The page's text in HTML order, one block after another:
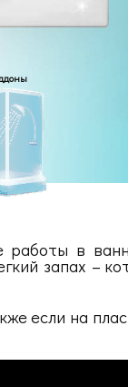
работы в
запах –
если на